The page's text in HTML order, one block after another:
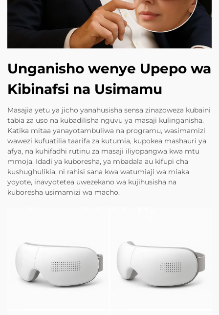
Unganisho wenye Upepo wa
Kibinafsi na Usimamu
Masajia yetu ya jicho yanahusisha sensa zinazoweza kubaini
tabia za uso na kubadilisha nguvu ya masaji kulinganisha.
Katika mitaa yanayotambuliwa na programu, wasimamizi
wawezi kufuatilia taarifa za kutumia, kupokea mashauri ya
afya, na kuhifadhi rutinu za masaji iliyopangwa kwa mtu
mmoja. Idadi ya kuboresha, ya mbadala au kifupi cha
kushughulikia, ni rahisi sana kwa watumiaji wa miaka
yoyote, inavyotetea uwezekano wa kujihusisha na
kuboresha usimamizi wa macho.